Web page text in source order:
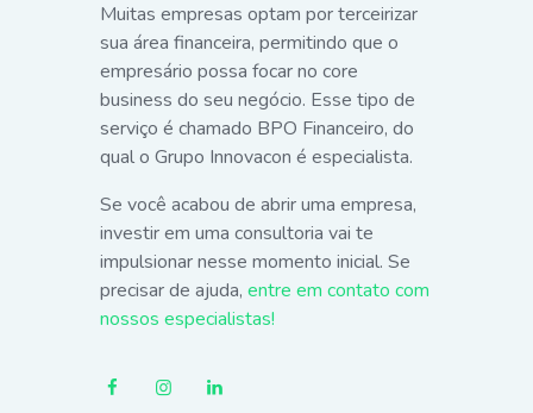
Muitas empresas optam por terceirizar
sua área financeira, permitindo que o
empresário possa focar no core
business do seu negócio. Esse tipo de
serviço é chamado BPO Financeiro, do
qual o Grupo Innovacon é especialista.
Se você acabou de abrir uma empresa,
investir em uma consultoria vai te
impulsionar nesse momento inicial. Se
precisar de ajuda, entre em contato com
nossos especialistas!